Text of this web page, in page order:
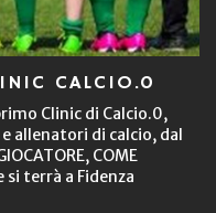
CALCIO.0
Clinic di Calcio.0,
allenatori di calcio, dal
COME
si terrà a Fidenza